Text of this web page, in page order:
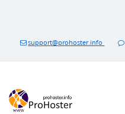
support@prohoster.info